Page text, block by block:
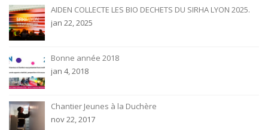
AIDEN COLLECTE LES BIO DECHETS DU SIRHA LYON 2025.
jan 22, 2025
Bonne année 2018
jan 4, 2018
Chantier Jeunes à la Duchère
nov 22, 2017